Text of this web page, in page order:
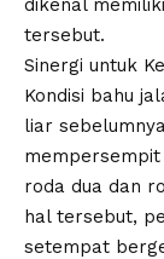
tersebut.
​Sinergi untuk
​Kondisi bahu
liar
roda dua dan
hal tersebut,
setempat